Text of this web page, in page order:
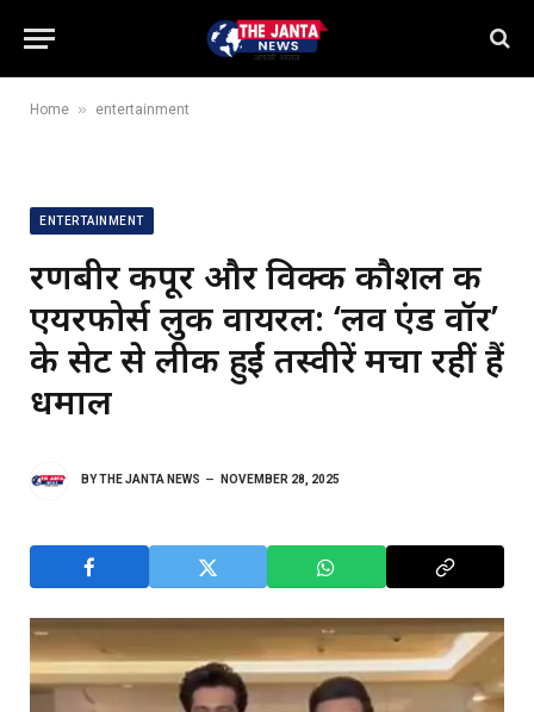
Home » entertainment
ENTERTAINMENT
रणबीर कपूर और विक्की कौशल की
एयरफोर्स लुक वायरल: ‘लव एंड वॉर’
के सेट से लीक हुईं तस्वीरें मचा रहीं हैं
धमाल
BYTHE JANTA NEWS NOVEMBER 28, 2025